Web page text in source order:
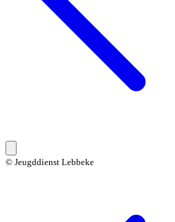
© Jeugddienst Lebbeke